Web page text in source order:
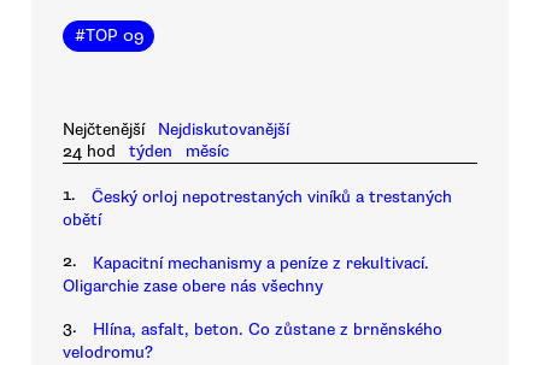
#TOP 09
Nejčtenější
Nejdiskutovanější
24 hod
týden měsíc
1.
Český orloj nepotrestaných viníků a trestaných
obětí
2.
Kapacitní mechanismy a peníze z rekultivací.
Oligarchie zase obere nás všechny
3.
Hlína, asfalt, beton. Co zůstane z brněnského
velodromu?